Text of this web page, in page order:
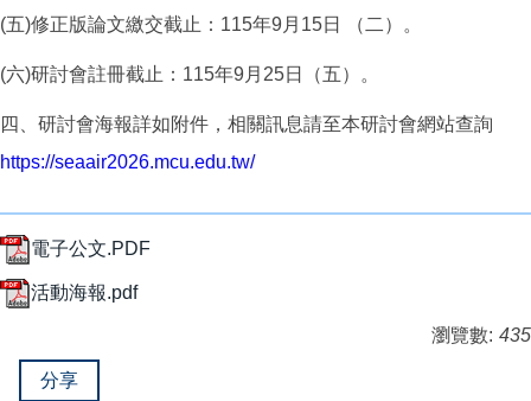
(五)修正版論文繳交截止：115年9月15日 （二）。
(六)研討會註冊截止：115年9月25日（五）。
四、研討會海報詳如附件，相關訊息請至本研討會網站查詢
https://seaair2026.mcu.edu.tw/
電子公文.PDF
活動海報.pdf
瀏覽數: 435
分享